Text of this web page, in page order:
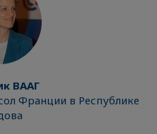
ВААГ
Франции в Республике